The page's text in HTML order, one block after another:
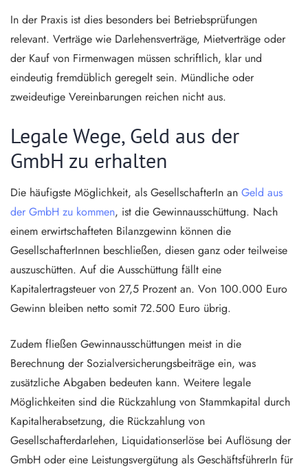
In der Praxis ist dies besonders bei Betriebsprüfungen
relevant. Verträge wie Darlehensverträge, Mietverträge oder
der Kauf von Firmenwagen müssen schriftlich, klar und
eindeutig fremdüblich geregelt sein. Mündliche oder
zweideutige Vereinbarungen reichen nicht aus.
Legale Wege, Geld aus der
GmbH zu erhalten
Die häufigste Möglichkeit, als GesellschafterIn an Geld aus
der GmbH zu kommen, ist die Gewinnausschüttung. Nach
einem erwirtschafteten Bilanzgewinn können die
GesellschafterInnen beschließen, diesen ganz oder teilweise
auszuschütten. Auf die Ausschüttung fällt eine
Kapitalertragsteuer von 27,5 Prozent an. Von 100.000 Euro
Gewinn bleiben netto somit 72.500 Euro übrig.
Zudem fließen Gewinnausschüttungen meist in die
Berechnung der Sozialversicherungsbeiträge ein, was
zusätzliche Abgaben bedeuten kann. Weitere legale
Möglichkeiten sind die Rückzahlung von Stammkapital durch
Kapitalherabsetzung, die Rückzahlung von
Gesellschafterdarlehen, Liquidationserlöse bei Auflösung der
GmbH oder eine Leistungsvergütung als GeschäftsführerIn für